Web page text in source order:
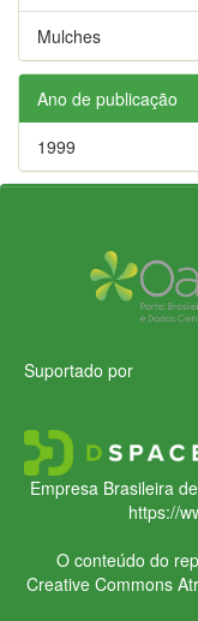
Mulches
Ano de publicação
1999
Suportado por
Empresa Brasileira
https://
O conteúdo do
Creative Commons